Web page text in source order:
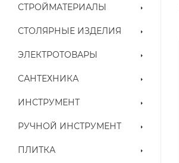
СТРОЙМАТЕРИАЛЫ
СТОЛЯРНЫЕ ИЗДЕЛИЯ
ЭЛЕКТРОТОВАРЫ
САНТЕХНИКА
ИНСТРУМЕНТ
РУЧНОЙ ИНСТРУМЕНТ
ПЛИТКА